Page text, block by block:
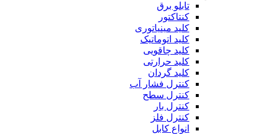
تابلو برق
کنتاکتور
کلید مینیاتوری
کلید اتوماتیک
کلید چاقویی
کلید حرارتی
کلید گردان
کنترل فشار آب
کنترل سطح
کنترل بار
کنترل فلز
انواع کابل